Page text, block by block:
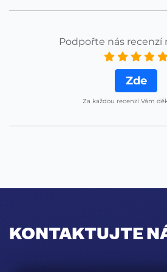
Podpořte nás recenzí
Zde
Za každou recenzi Vám
KONTAKTUJTE